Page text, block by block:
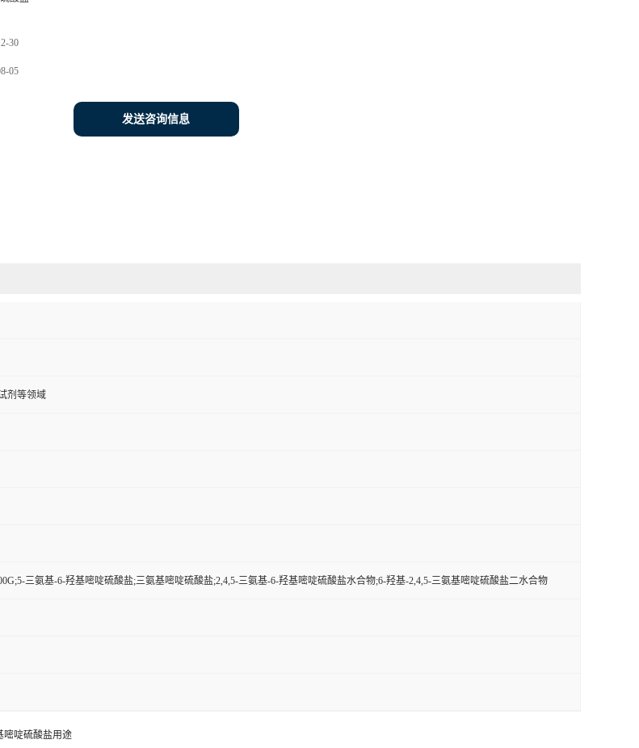
30
05
发送咨询信息
剂等领域
三氨基-6-羟基嘧啶硫酸盐;三氨基嘧啶硫酸盐;2,4,5-三氨基-6-羟基嘧啶硫酸盐水合物;6-羟基-2,4,5-三氨基嘧啶硫酸盐二水合物
嘧啶硫酸盐用途